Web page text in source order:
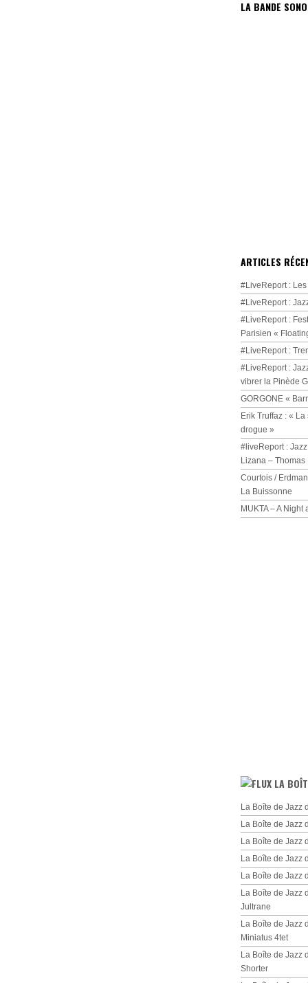
LA BANDE
ARTICLES
#LiveReport :
#LiveReport :
#LiveReport :
Parisien «
#LiveReport :
#LiveReport :
vibrer la Pinède
GORGONE «
Erik Truffaz : «
drogue »
#liveReport :
Lizana –
Courtois /
La Buissonne
MUKTA – A
LA
La Boîte de Jazz
La Boîte de Jazz
La Boîte de Jazz
La Boîte de Jazz
La Boîte de Jazz
La Boîte de Jazz
Jultrane
La Boîte de Jazz
Miniatus 4tet
La Boîte de Jazz
Shorter